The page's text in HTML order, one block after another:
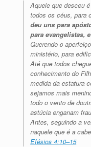
Aquele que desceu
todos os céus, para
deu uns para
para evangelistas,
Querendo o
ministério, para
Até que todos
conhecimento do
medida da estatura
sejamos mais
todo o vento de
astúcia enganam
Antes, seguindo a
naquele que é a
Efésios 4:10–15